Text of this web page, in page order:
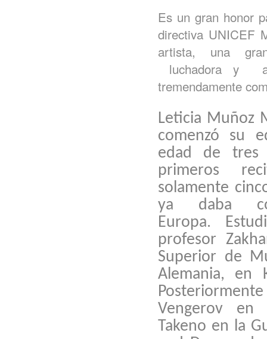
Es un gran honor
directiva UNICEF
artista, una
luchadora y
tremendamente
Leticia Muñoz
comenzó su
edad de tres
primeros
solamente
ya daba
Europa.
profesor
Superior de
Alemania, en
Vengerov en
Takeno en la